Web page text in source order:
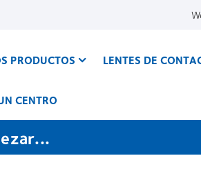
PRODUCTOS LENTES DE
CENTRO